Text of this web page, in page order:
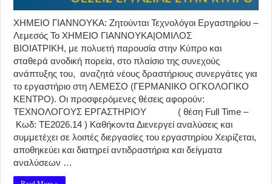
ΧΗΜΕΙΟ ΓΙΑΝΝΟΥΚΑ: Ζητούνται Τεχνολόγοι Εργαστηρίου –
Λεμεσός Το ΧΗΜΕΙΟ ΓΙΑΝΝΟΥΚΑ|ΟΜΙΛΟΣ
ΒΙΟΙΑΤΡΙΚΗ, με πολυετή παρουσία στην Κύπρο και
σταθερά ανοδική πορεία, στο πλαίσιο της συνεχούς
ανάπτυξης του, αναζητά νέους δραστήριους συνεργάτες για
το εργαστήριο στη ΛΕΜΕΣΟ (ΓΕΡΜΑΝΙΚΟ ΟΓΚΟΛΟΓΙΚΟ
ΚΕΝΤΡΟ). Οι προσφερόμενες θέσεις αφορούν:
ΤΕΧΝΟΛΟΓΟΥΣ ΕΡΓΑΣΤΗΡΙΟΥ ( θέση Full Time –
Κωδ: ΤΕ2026.14 ) Καθήκοντα Διενεργεί αναλύσεις και
συμμετέχει σε λοιπές διεργασίες του εργαστηρίου Χειρίζεται,
αποθηκεύει και διατηρεί αντιδραστήρια και δείγματα
αναλύσεων …